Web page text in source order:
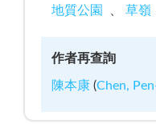
地質公園 草嶺
作者再查詢
陳本康(Chen,